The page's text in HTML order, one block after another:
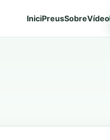
IniciPreusSobreVídeo